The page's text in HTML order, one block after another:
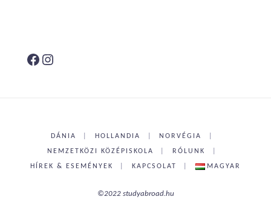
Facebook
Instagram
DÁNIA HOLLANDIA NORVÉGIA
NEMZETKÖZI KÖZÉPISKOLA RÓLUNK
HÍREK & ESEMÉNYEK KAPCSOLAT MAGYAR
©2022 studyabroad.hu